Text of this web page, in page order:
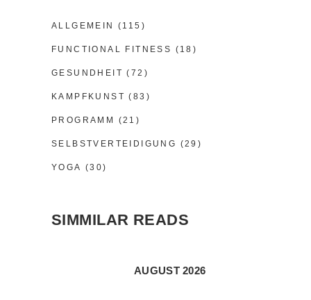
ALLGEMEIN (115)
FUNCTIONAL FITNESS (18)
GESUNDHEIT (72)
KAMPFKUNST (83)
PROGRAMM (21)
SELBSTVERTEIDIGUNG (29)
YOGA (30)
SIMMILAR READS
AUGUST 2026